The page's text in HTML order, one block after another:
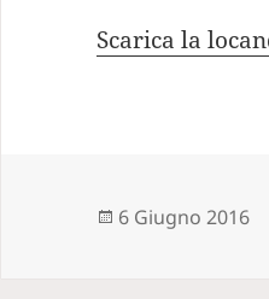
Scarica la
Scritto
6 Giugno 2016